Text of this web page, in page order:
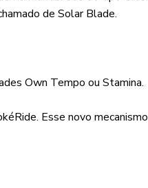
de Solar Blade.
Own Tempo ou Stamina.
Esse novo mecanismo